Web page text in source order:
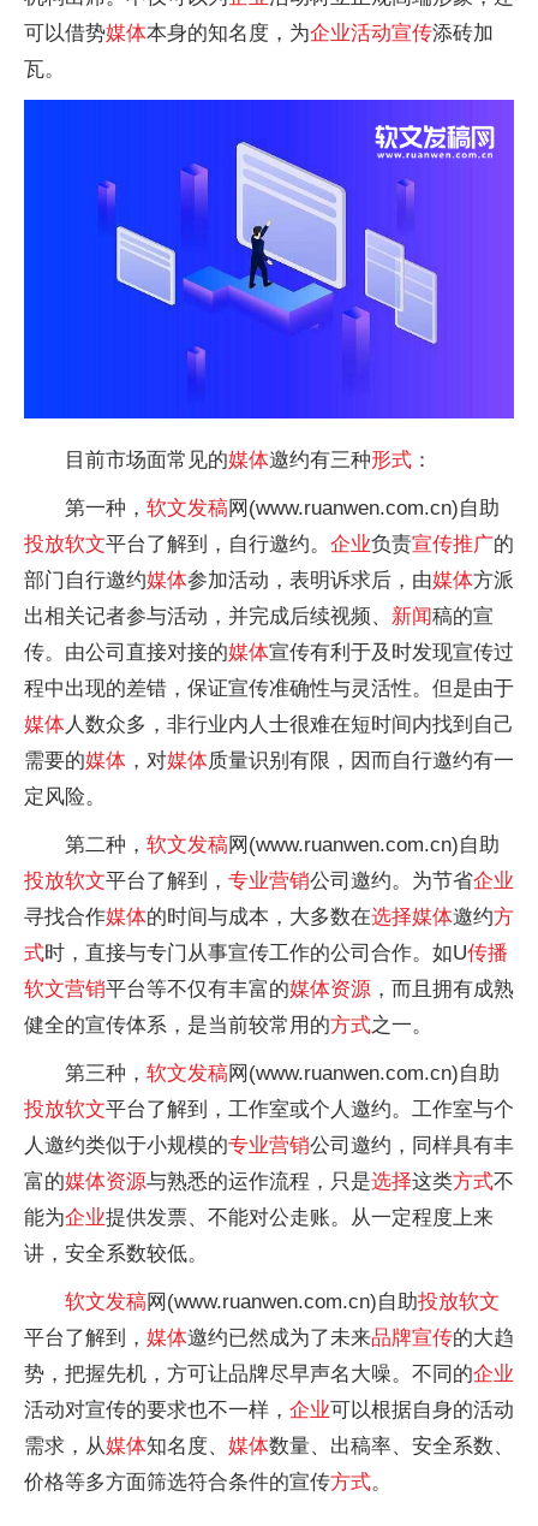
可以借势媒体本身的知名度，为企业活动宣传添砖加
瓦。
目前市场面常见的媒体邀约有三种形式 ：
第一种， 软文发稿网(www.ruanwen.com.cn)自助
投放软文平台了解到，自行邀约。 企业负责宣传推广的
部门自行邀约媒体参加活动，表明诉求后，由媒体方派
出相关记者参与活动，并完成后续视频、 新闻稿的宣
传。由公司直接对接的媒体宣传有利于及时发现宣传过
程中出现的差错，保证宣传准确性与灵活性。但是由于
媒体人数众多，非行业内人士很难在短时间内找到自己
需要的媒体 ，对媒体质量识别有限，因而自行邀约有一
定风险。
第二种， 软文发稿网(www.ruanwen.com.cn)自助
投放软文平台了解到， 专业营销公司邀约。为节省企业
寻找合作媒体的时间与成本，大多数在选择媒体邀约方
式时，直接与专门从事宣传工作的公司合作。如U传播
软文营销平台等不仅有丰富的媒体资源 ，而且拥有成熟
健全的宣传体系，是当前较常用的方式之一。
第三种， 软文发稿网(www.ruanwen.com.cn)自助
投放软文平台了解到，工作室或个人邀约。工作室与个
人邀约类似于小规模的专业营销公司邀约，同样具有丰
富的媒体资源与熟悉的运作流程，只是选择这类方式不
能为企业提供发票、不能对公走账。从一定程度上来
讲，安全系数较低。
软文发稿网(www.ruanwen.com.cn)自助投放软文
平台了解到， 媒体邀约已然成为了未来品牌宣传的大趋
势，把握先机，方可让品牌尽早声名大噪。不同的企业
活动对宣传的要求也不一样， 企业可以根据自身的活动
需求，从媒体知名度、 媒体数量、出稿率、安全系数、
价格等多方面筛选符合条件的宣传方式。